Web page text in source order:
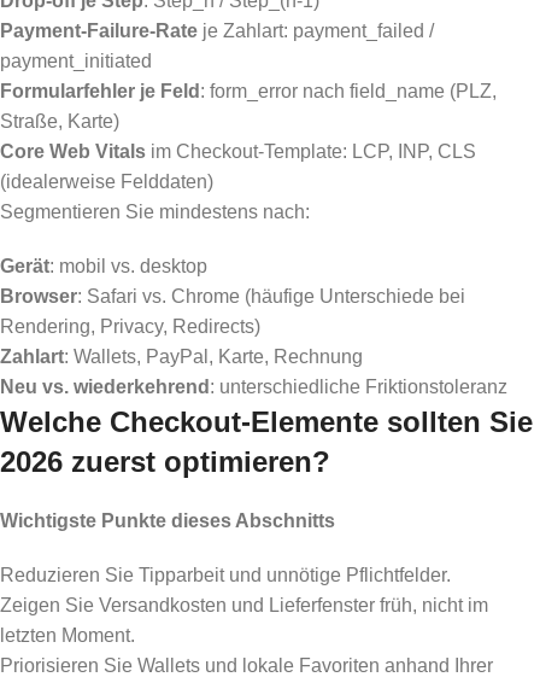
Payment-Failure-Rate je Zahlart: payment_failed /
payment_initiated
Formularfehler je Feld : form_error nach field_name (PLZ,
Straße, Karte)
Core Web Vitals im Checkout-Template: LCP, INP, CLS
(idealerweise Felddaten)
Segmentieren Sie mindestens nach:
Gerät: mobil vs. desktop
Browser: Safari vs. Chrome (häufige Unterschiede bei
Rendering, Privacy, Redirects)
Zahlart: Wallets, PayPal, Karte, Rechnung
Neu vs. wiederkehrend : unterschiedliche Friktionstoleranz
Welche Checkout-Elemente sollten Sie
2026 zuerst optimieren?
Wichtigste Punkte dieses Abschnitts
Reduzieren Sie Tipparbeit und unnötige Pflichtfelder.
Zeigen Sie Versandkosten und Lieferfenster früh, nicht im
letzten Moment.
Priorisieren Sie Wallets und lokale Favoriten anhand Ihrer